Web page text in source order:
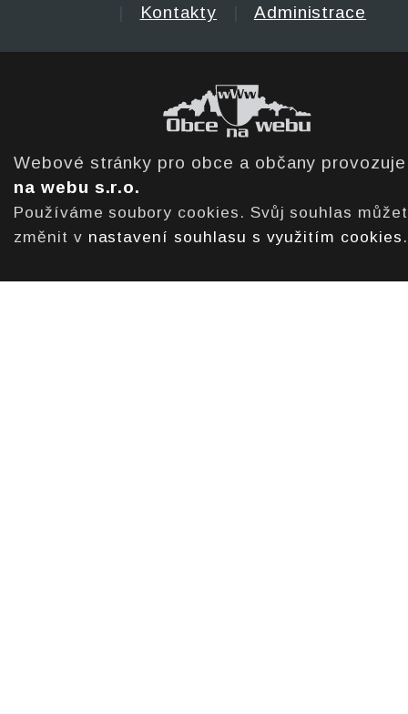
Kontakty Administrace
Webové stránky pro obce a občany
na webu s.r.o.
Používáme soubory cookies. Svůj souhlas
změnit v nastavení souhlasu s využitím cookies .